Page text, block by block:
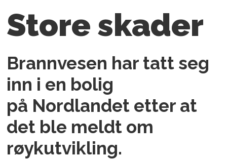
Store skader
Brannvesen har tatt seg
inn i en bolig
på Nordlandet etter at
det ble meldt om
røykutvikling.